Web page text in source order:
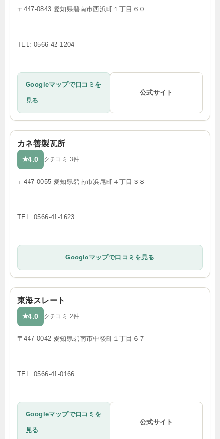
〒447-0843 愛知県碧南市西浜町１丁目６０
TEL: 0566-42-1204
Googleマップで口コミを
見る
公式サイト
カネ善製瓦所
★4.0 クチコミ 3件
〒447-0055 愛知県碧南市浜尾町４丁目３８
TEL: 0566-41-1623
Googleマップで口コミを見る
東海スレート
★4.0 クチコミ 2件
〒447-0042 愛知県碧南市中後町１丁目６７
TEL: 0566-41-0166
Googleマップで口コミを
見る
公式サイト